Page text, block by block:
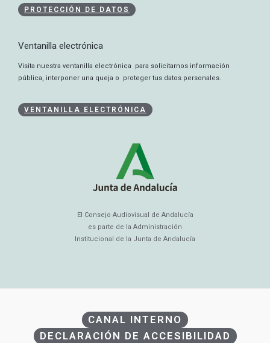
PROTECCIÓN DE DATOS
Ventanilla electrónica
Visita nuestra ventanilla electrónica para solicitarnos información
pública, interponer una queja o proteger tus datos personales.
VENTANILLA ELECTRÓNICA
El Consejo Audiovisual de Andalucía
es parte de la Administración
Institucional de la Junta de Andalucía
CANAL INTERNO
DECLARACIÓN DE ACCESIBILIDAD